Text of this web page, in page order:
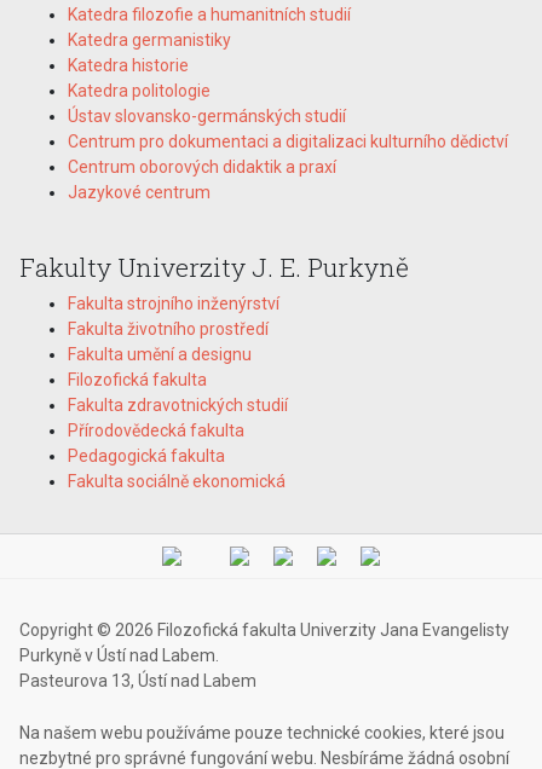
Katedra filozofie a humanitních studií
Katedra germanistiky
Katedra historie
Katedra politologie
Ústav slovansko-germánských studií
Centrum pro dokumentaci a digitalizaci kulturního dědictví
Centrum oborových didaktik a praxí
Jazykové centrum
Fakulty Univerzity J. E. Purkyně
Fakulta strojního inženýrství
Fakulta životního prostředí
Fakulta umění a designu
Filozofická fakulta
Fakulta zdravotnických studií
Přírodovědecká fakulta
Pedagogická fakulta
Fakulta sociálně ekonomická
Copyright © 2026 Filozofická fakulta Univerzity Jana Evangelisty
Purkyně v Ústí nad Labem.
Pasteurova 13, Ústí nad Labem
Na našem webu používáme pouze technické cookies, které jsou
nezbytné pro správné fungování webu. Nesbíráme žádná osobní